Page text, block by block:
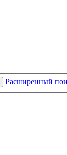
Расширенный